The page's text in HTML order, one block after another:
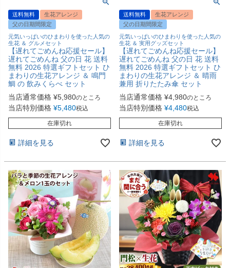
送料無料
生花アレンジ
父の日期間限定
元気いっぱいのひまわりを使った人気の
生花 ＆ グルメセット
【遅れてごめんね応援セール】
遅れてごめんね 父の日 花 送料
無料 2026 特選ギフトセット ひ
まわりの生花アレンジ ＆ 鳴門
鯛 の 飲みくらべ セット
当店通常価格 ¥5,980のところ
当店特別価格 ¥5,480税込
在庫切れ
詳細を見る
送料無料
生花アレンジ
父の日期間限定
元気いっぱいのひまわりを使った人気の
生花 ＆ 実用グッズセット
【遅れてごめんね応援セール】
遅れてごめんね 父の日 花 送料
無料 2026 特選ギフトセット ひ
まわりの生花アレンジ ＆ 晴雨
兼用 折りたたみ傘 セット
当店通常価格 ¥4,980のところ
当店特別価格 ¥4,480税込
在庫切れ
詳細を見る